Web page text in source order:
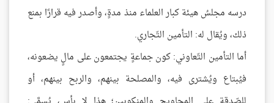
درسه مجلسُ هيئة كبار العلماء منذ مدةٍ، وأصدر فيه قرارًا بمنع
ذلك، ويُقال له: التأمين التّجاري.
أما التأمين التّعاوني: كون جماعةٍ يجتمعون على مالٍ يضعونه،
فيُبتاع ويُشترى فيه، والمصلحة بينهم، والربح بينهم، أو